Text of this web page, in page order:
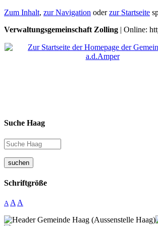
Zum Inhalt, zur Navigation oderzur Startseite
Verwaltungsgemeinschaft Zolling | Online:
Suche Haag
suchen
Schriftgröße
A A A